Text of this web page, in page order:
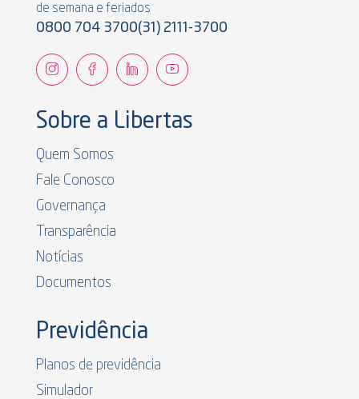
de semana e feriados
0800 704 3700(31) 2111-3700
Sobre a Libertas
Quem Somos
Fale Conosco
Governança
Transparência
Notícias
Documentos
Previdência
Planos de previdência
Simulador